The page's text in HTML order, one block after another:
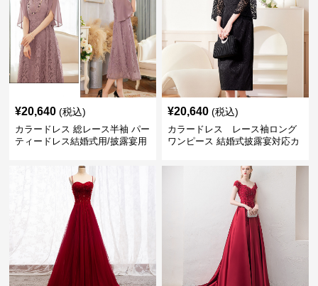
¥20,640 (税込)
カラードレス 総レース半袖 パー
ティードレス結婚式用/披露宴用
¥20,640 (税込)
カラードレス レース袖ロング
ワンピース 結婚式披露宴対応カ